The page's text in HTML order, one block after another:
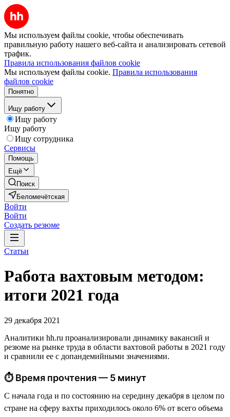
Мы используем файлы cookie, чтобы обеспечивать
правильную работу нашего веб-сайта и анализировать сетевой
трафик.
Правила использования файлов cookie
Мы используем файлы cookie. Правила использования
файлов cookie
Понятно
Ищу работу
Ищу работу
Ищу работу
Ищу сотрудника
Сервисы
Помощь
Ещё
Поиск
Беломечётская
Войти
Войти
Создать резюме
Статьи
Работа вахтовым методом:
итоги 2021 года
29 декабря 2021
Аналитики hh.ru проанализировали динамику вакансий и
резюме на рынке труда в области вахтовой работы в 2021 году
и сравнили ее с допандемийными значениями.
⏱ Время прочтения — 5 минут
С начала года и по состоянию на середину декабря в целом по
стране на сферу вахты приходилось около 6% от всего объема